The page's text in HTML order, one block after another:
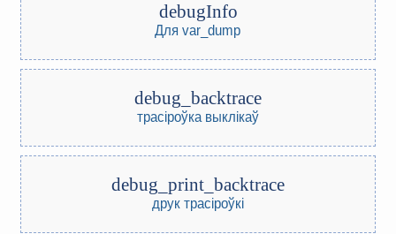
debugInfo
Для var_dump
debug_backtrace
трасіроўка выклікаў
debug_print_backtrace
друк трасіроўкі